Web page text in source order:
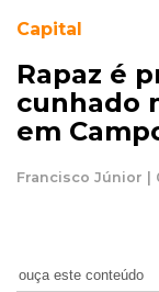
Capital
Rapaz é
cunhado
em
Francisco Júnior |
ouça este conteúdo